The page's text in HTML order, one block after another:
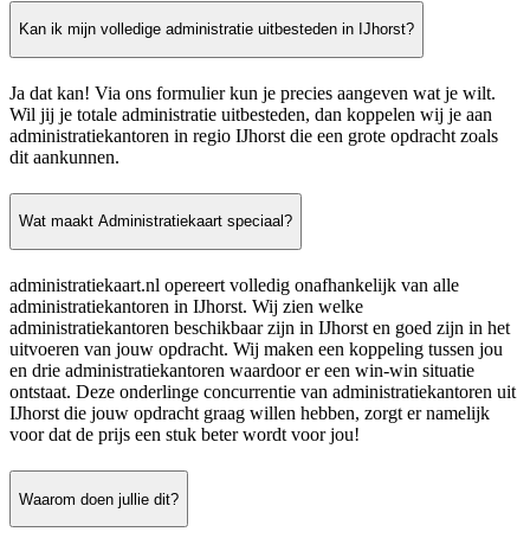
Kan ik mijn volledige administratie uitbesteden in IJhorst?
Ja dat kan! Via ons formulier kun je precies aangeven wat je wilt.
Wil jij je totale administratie uitbesteden, dan koppelen wij je aan
administratiekantoren in regio IJhorst die een grote opdracht zoals
dit aankunnen.
Wat maakt Administratiekaart speciaal?
administratiekaart.nl opereert volledig onafhankelijk van alle
administratiekantoren in IJhorst. Wij zien welke
administratiekantoren beschikbaar zijn in IJhorst en goed zijn in het
uitvoeren van jouw opdracht. Wij maken een koppeling tussen jou
en drie administratiekantoren waardoor er een win-win situatie
ontstaat. Deze onderlinge concurrentie van administratiekantoren uit
IJhorst die jouw opdracht graag willen hebben, zorgt er namelijk
voor dat de prijs een stuk beter wordt voor jou!
Waarom doen jullie dit?